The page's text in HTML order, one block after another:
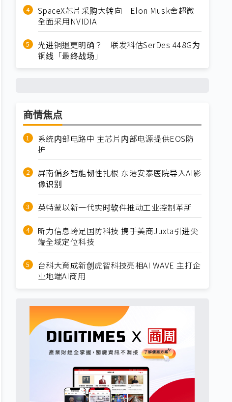
SpaceX芯片采购大转向 Elon Musk舍超微
全面采用NVIDIA
光进铜退更明确？ 联发科估SerDes 448G为
铜线「最终战场」
商情焦点
系统内部电路中 主芯片内部电源提供EOS防
护
屏南偏乡智能韧性扎根 东港安泰医院导入AI影
像识别
英特蒙以新一代实时软件推动工业控制革新
昕力信息跨足国防科技 携手美商Juxta引进尖
端全域定位科技
台科大育成新创虎智科技亮相AI WAVE 主打企
业地端AI商用